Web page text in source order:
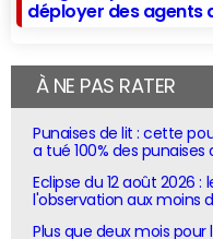
déployer des agents
À NE PAS RATER
Punaises de lit : cette
a tué 100% des
Eclipse du 12 août 2026
l'observation aux moins
Plus que deux mois pour